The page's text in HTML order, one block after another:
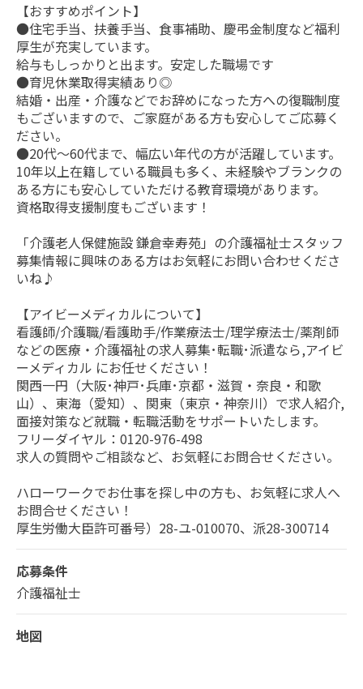
【おすすめポイント】
●住宅手当、扶養手当、食事補助、慶弔金制度など福利
厚生が充実しています。
給与もしっかりと出ます。安定した職場です
●育児休業取得実績あり◎
結婚・出産・介護などでお辞めになった方への復職制度
もございますので、ご家庭がある方も安心してご応募く
ださい。
●20代～60代まで、幅広い年代の方が活躍しています。
10年以上在籍している職員も多く、未経験やブランクの
ある方にも安心していただける教育環境があります。
資格取得支援制度もございます！
「介護老人保健施設 鎌倉幸寿苑」の介護福祉士スタッフ
募集情報に興味のある方はお気軽にお問い合わせくださ
いね♪
【アイビーメディカルについて】
看護師/介護職/看護助手/作業療法士/理学療法士/薬剤師
などの医療・介護福祉の求人募集･転職･派遣なら,アイビ
ーメディカル にお任せください！
関西一円（大阪･神戸･兵庫･京都・滋賀・奈良・和歌
山）、東海（愛知）、関東（東京・神奈川）で求人紹介,
面接対策など就職・転職活動をサポートいたします。
フリーダイヤル：0120-976-498
求人の質問やご相談など、お気軽にお問合せください。
ハローワークでお仕事を探し中の方も、お気軽に求人へ
お問合せください！
厚生労働大臣許可番号）28-ユ-010070、派28-300714
応募条件
介護福祉士
地図